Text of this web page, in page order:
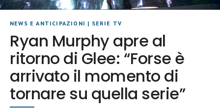
NEWS E ANTICIPAZIONI | SERIE TV
Ryan Murphy apre al
ritorno di Glee: “Forse è
arrivato il momento di
tornare su quella serie”